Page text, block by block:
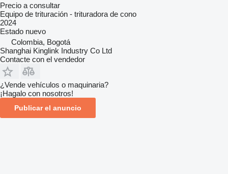
Precio a consultar
Equipo de trituración - trituradora de cono
2024
Estado nuevo
Colombia, Bogotá
Shanghai Kinglink Industry Co Ltd
Contacte con el vendedor
¿Vende vehículos o maquinaria?
¡Hagalo con nosotros!
Publicar el anuncio